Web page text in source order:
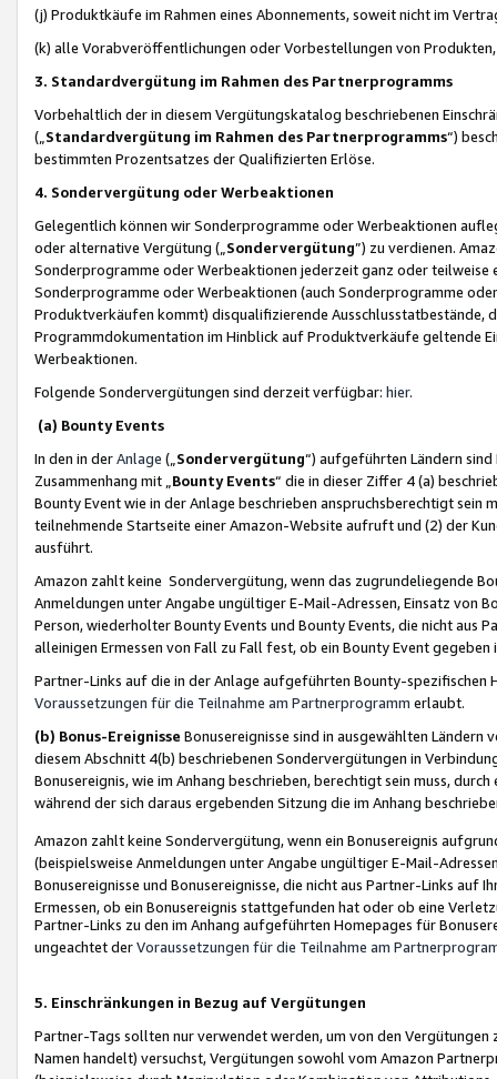
(j) Produktkäufe im Rahmen eines Abonnements, soweit nicht im
(k) alle Vorabveröffentlichungen oder Vorbestellungen von
3. Standardvergütung im Rahmen des Partnerprogramms
Vorbehaltlich der in diesem Vergütungskatalog beschriebenen
(„ Standardvergütung im Rahmen des Partnerprogramms“)
bestimmten Prozentsatzes der Qualifizierten Erlöse.
4. Sondervergütung oder Werbeaktionen
Gelegentlich können wir Sonderprogramme oder Werbeaktionen
oder alternative Vergütung („ Sondervergütung”) zu verdienen.
Sonderprogramme oder Werbeaktionen jederzeit ganz oder
Sonderprogramme oder Werbeaktionen (auch Sonderprogramme
Produktverkäufen kommt) disqualifizierende Ausschlusstatbestände,
Programmdokumentation im Hinblick auf Produktverkäufe geltende
Werbeaktionen.
Folgende Sondervergütungen sind derzeit verfügbar: hier.
(a) Bounty Events
In den in derAnlage („ Sondervergütung“) aufgeführten Ländern
Zusammenhang mit „ Bounty Events“ die in dieser Ziffer 4 (a)
Bounty Event wie in der Anlage beschrieben anspruchsberechtigt sein
teilnehmende Startseite einer Amazon-Website aufruft und (2) der
ausführt.
Amazon zahlt keine Sondervergütung, wenn das zugrundeliegende
Anmeldungen unter Angabe ungültiger E-Mail-Adressen, Einsatz von
Person, wiederholter Bounty Events und Bounty Events, die nicht
alleinigen Ermessen von Fall zu Fall fest, ob ein Bounty Event
Partner-Links auf die in der Anlage aufgeführten Bounty-spezifischen
Voraussetzungen für die Teilnahme am Partnerprogramm erlaubt.
(b) Bonus-Ereignisse Bonusereignisse sind in ausgewählten Ländern
diesem Abschnitt 4(b) beschriebenen Sondervergütungen in
Bonusereignis, wie im Anhang beschrieben, berechtigt sein muss,
während der sich daraus ergebenden Sitzung die im Anhang
Amazon zahlt keine Sondervergütung, wenn ein Bonusereignis
(beispielsweise Anmeldungen unter Angabe ungültiger E-Mail-
Bonusereignisse und Bonusereignisse, die nicht aus Partner-Links auf
Ermessen, ob ein Bonusereignis stattgefunden hat oder ob eine
Partner-Links zu den im Anhang aufgeführten Homepages für
ungeachtet derVoraussetzungen für die Teilnahme am
5. Einschränkungen in Bezug auf Vergütungen
Partner-Tags sollten nur verwendet werden, um von den
Namen handelt) versuchst, Vergütungen sowohl vom Amazon